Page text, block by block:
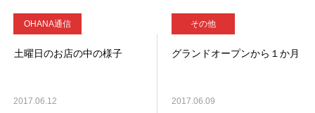
OHANA通信
土曜日のお店の中の様子
2017.06.12
その他
グランドオープンから１か月
2017.06.09